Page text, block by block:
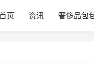
页 资讯 奢侈品包